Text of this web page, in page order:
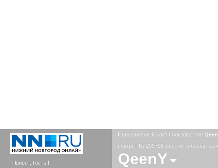
Привет, Гость !
Персональный сайт пользователя
портрет № 299726 зарегистрирован
QeenY